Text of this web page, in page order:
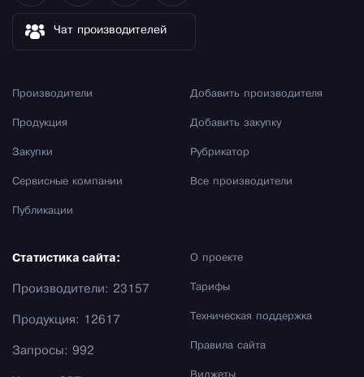
Чат производителей
Производители
Продукция
Закупки
Сервисные компании
Публикации
Добавить производителя
Добавить закупку
Рубрикатор
Все производители
О проекте
Тарифы
Техническая поддержка
Правила сайта
Статистика сайта:
Производители: 23157
Продукция: 12617
Запросы: 992